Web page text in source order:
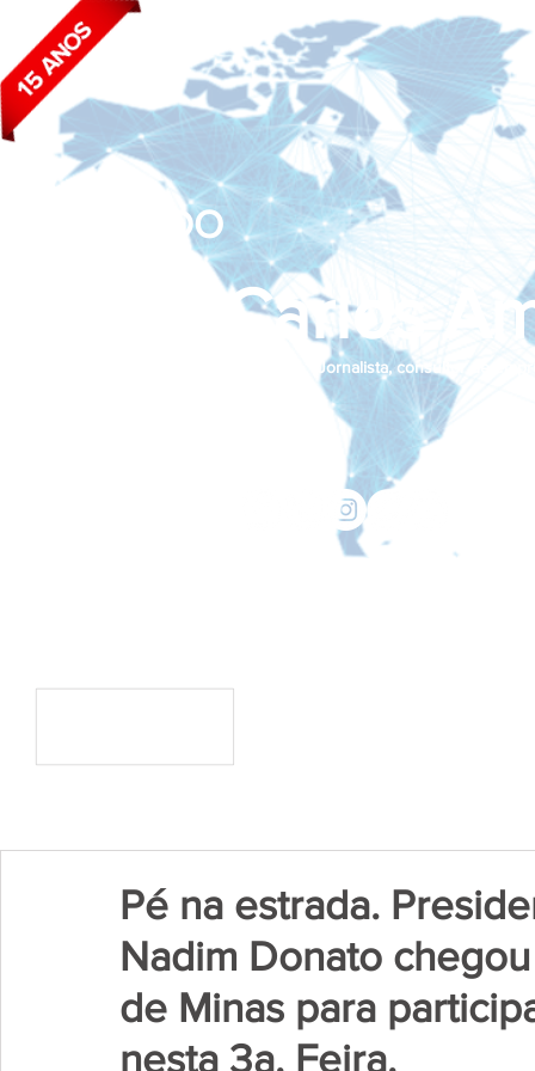
João Carlos
BLOG DO
Jornalista, consultor de
Pé na estrada.
Nadim Donato
de Minas para
nesta 3a. Feira.